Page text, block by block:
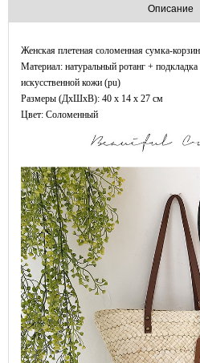
Описание
Женская плетеная соломенная сумка-
Материал: натуральный ротанг +
искусственной кожи (pu)
Размеры (ДxШхВ): 40 x 14 x 27 см
Цвет: Соломенный